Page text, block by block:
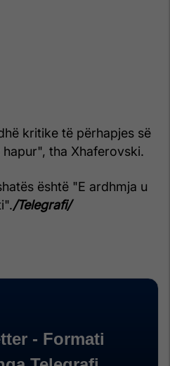
kritike të përhapjes së
tha Xhaferovski.
është "E ardhmja u
/Telegrafi/